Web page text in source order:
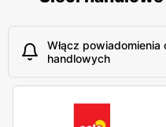
Włącz
handlowych